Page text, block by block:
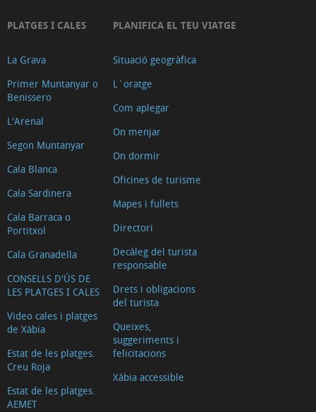
PLATGES I CALES
La Grava
Primer Muntanyar o
Benissero
L'Arenal
Segon Muntanyar
Cala Blanca
Cala Sardinera
Cala Barraca o
Portitxol
Cala Granadella
CONSELLS D'ÚS DE
LES PLATGES I CALES
Video cales i platges
de Xàbia
Estat de les platges.
Creu Roja
Estat de les platges.
AEMET
PLANIFICA EL TEU VIATGE
Situació geogràfica
L´oratge
Com aplegar
On menjar
On dormir
Oficines de turisme
Mapes i fullets
Directori
Decàleg del turista
responsable
Drets i obligacions
del turista
Queixes,
suggeriments i
felicitacions
Xàbia accessible